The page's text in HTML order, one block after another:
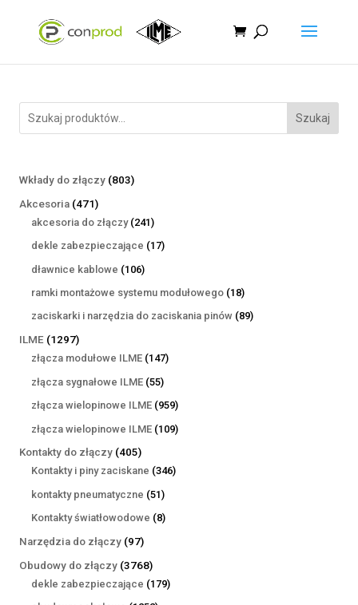
Szukaj
Wkłady do złączy 803803
Akcesoria 471471
produktów
akcesoria do złączy 241241
produktów
dekle zabezpieczające 1717
dławnice kablowe 106106
produktów
ramki montażowe systemu modułowego 1818
produktów
zaciskarki i narzędzia do zaciskania pinów 8989
ILME 12971297
produktów
złącza modułowe ILME 147147
złącza sygnałowe ILME 5555
produktów
złącza wielopinowe ILME 959959
produktów
złącza wielopinowe ILME 109109
Kontakty do złączy 405405
produktów
Kontakty i piny zaciskane 346346
kontakty pneumatyczne 5151
produktów
Kontakty światłowodowe 88
Narzędzia do złączy 9797
produktów
Obudowy do złączy 37683768
produktów
dekle zabezpieczające 179179